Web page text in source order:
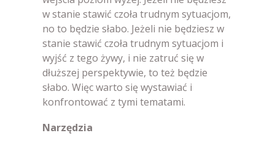
w stanie stawić czoła trudnym sytuacjom,
no to będzie słabo. Jeżeli nie będziesz w
stanie stawić czoła trudnym sytuacjom i
wyjść z tego żywy, i nie zatruć się w
dłuższej perspektywie, to też będzie
słabo. Więc warto się wystawiać i
konfrontować z tymi tematami.
Narzędzia